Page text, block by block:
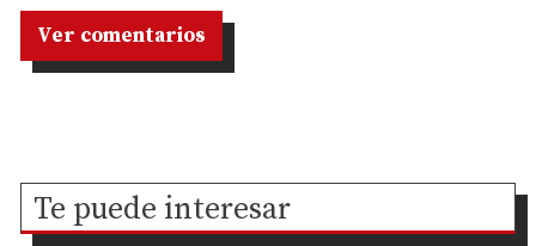
Ver comentarios
Te puede interesar